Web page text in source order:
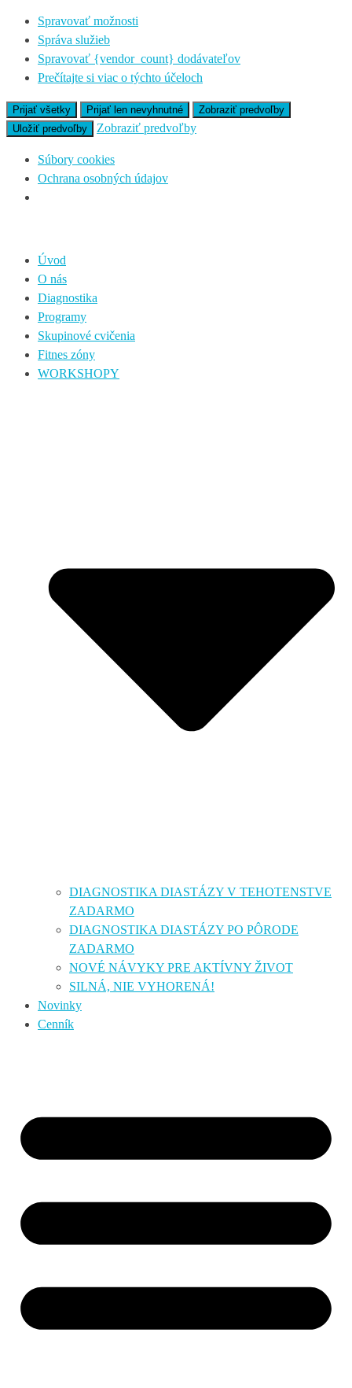
Spravovať možnosti
Správa služieb
Spravovať {vendor_count} dodávateľov
Prečítajte si viac o týchto účeloch
Prijať všetky Prijať len nevyhnutné
Zobraziť predvoľby
Uložiť predvoľby
Zobraziť predvoľby
Súbory cookies
Ochrana osobných údajov
Úvod
O nás
Diagnostika
Programy
Skupinové cvičenia
Fitnes zóny
WORKSHOPY
DIAGNOSTIKA DIASTÁZY V TEHOTENSTVE
ZADARMO
DIAGNOSTIKA DIASTÁZY PO PÔRODE
ZADARMO
NOVÉ NÁVYKY PRE AKTÍVNY ŽIVOT
SILNÁ, NIE VYHORENÁ!
Novinky
Cenník